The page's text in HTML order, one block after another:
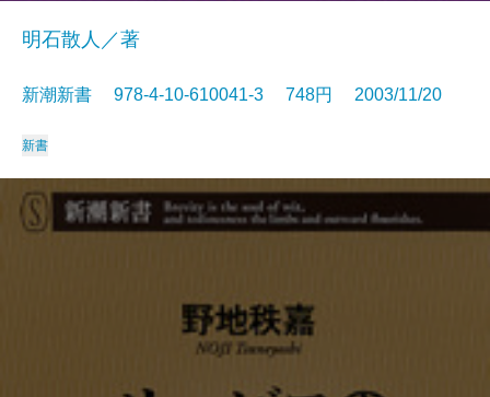
明石散人／著
新潮新書 978-4-10-610041-3 748円 2003/11/20
新書